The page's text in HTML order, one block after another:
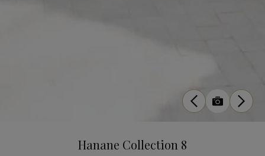
Hanane Collection 8